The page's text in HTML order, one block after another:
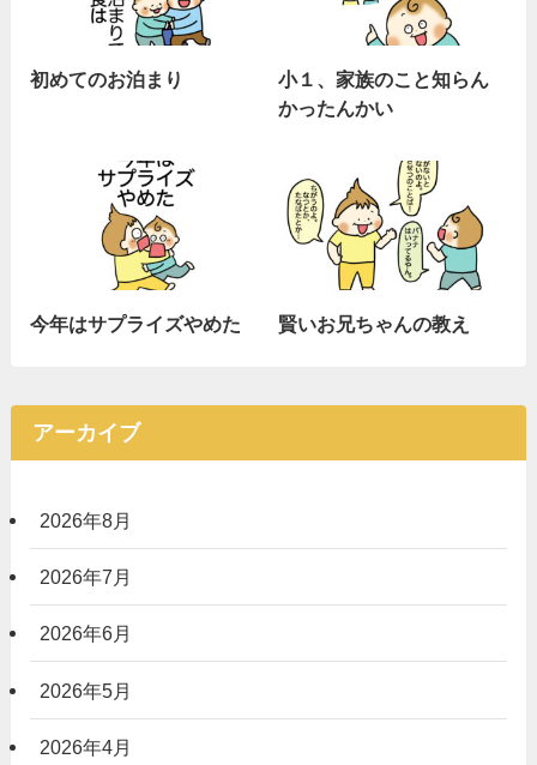
初めてのお泊まり
小１、家族のこと知らん
かったんかい
今年はサプライズやめた 賢いお兄ちゃんの教え
アーカイブ
2026年8月
2026年7月
2026年6月
2026年5月
2026年4月